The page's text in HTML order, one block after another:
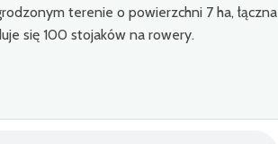
terenie o powierzchni 7 ha, łączna
się 100 stojaków na rowery.